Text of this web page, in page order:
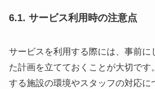
6.1. サービス利用時の注意点
サービスを利用する際には、事前に
た計画を立てておくことが大切です
する施設の環境やスタッフの対応に